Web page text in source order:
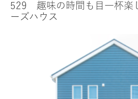
529 趣味の時間も目一杯楽
ーズハウス